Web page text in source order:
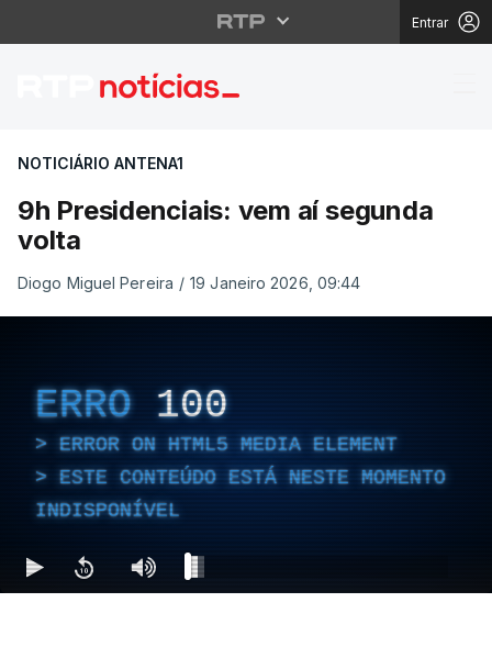
Entrar
9h Presidenciais:
NOTICIÁRIO ANTENA1
9h Presidenciais: vem aí segunda
volta
Diogo Miguel Pereira / 19 Janeiro 2026, 09:44
ERRO 100
ERROR ON HTML5 MEDIA ELEMENT
ESTE CONTEÚDO ESTÁ NESTE MOMENTO
INDISPONÍVEL